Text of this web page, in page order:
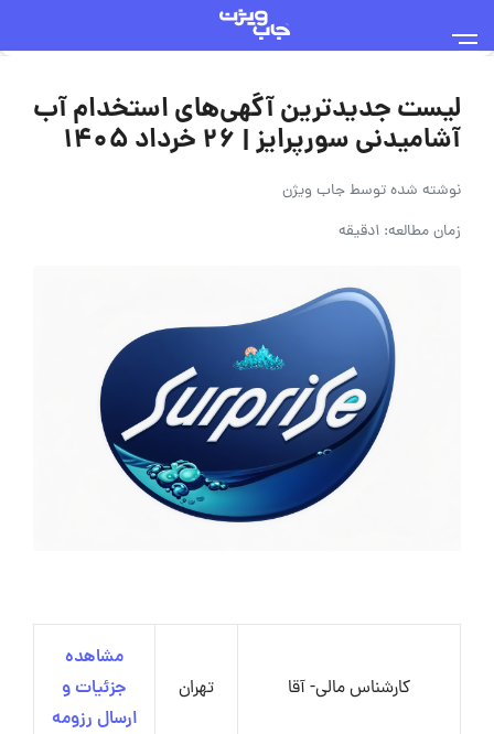
لیست جدیدترین آگهی‌های استخدام آب
آشامیدنی سورپرایز | ۲۶ خرداد ۱۴۰۵
نوشته شده توسطجاب ویژن
زمان مطالعه: 1دقیقه
کارشناس مالی- آقا تهران
مشاهده
جزئیات و
ارسال رزومه